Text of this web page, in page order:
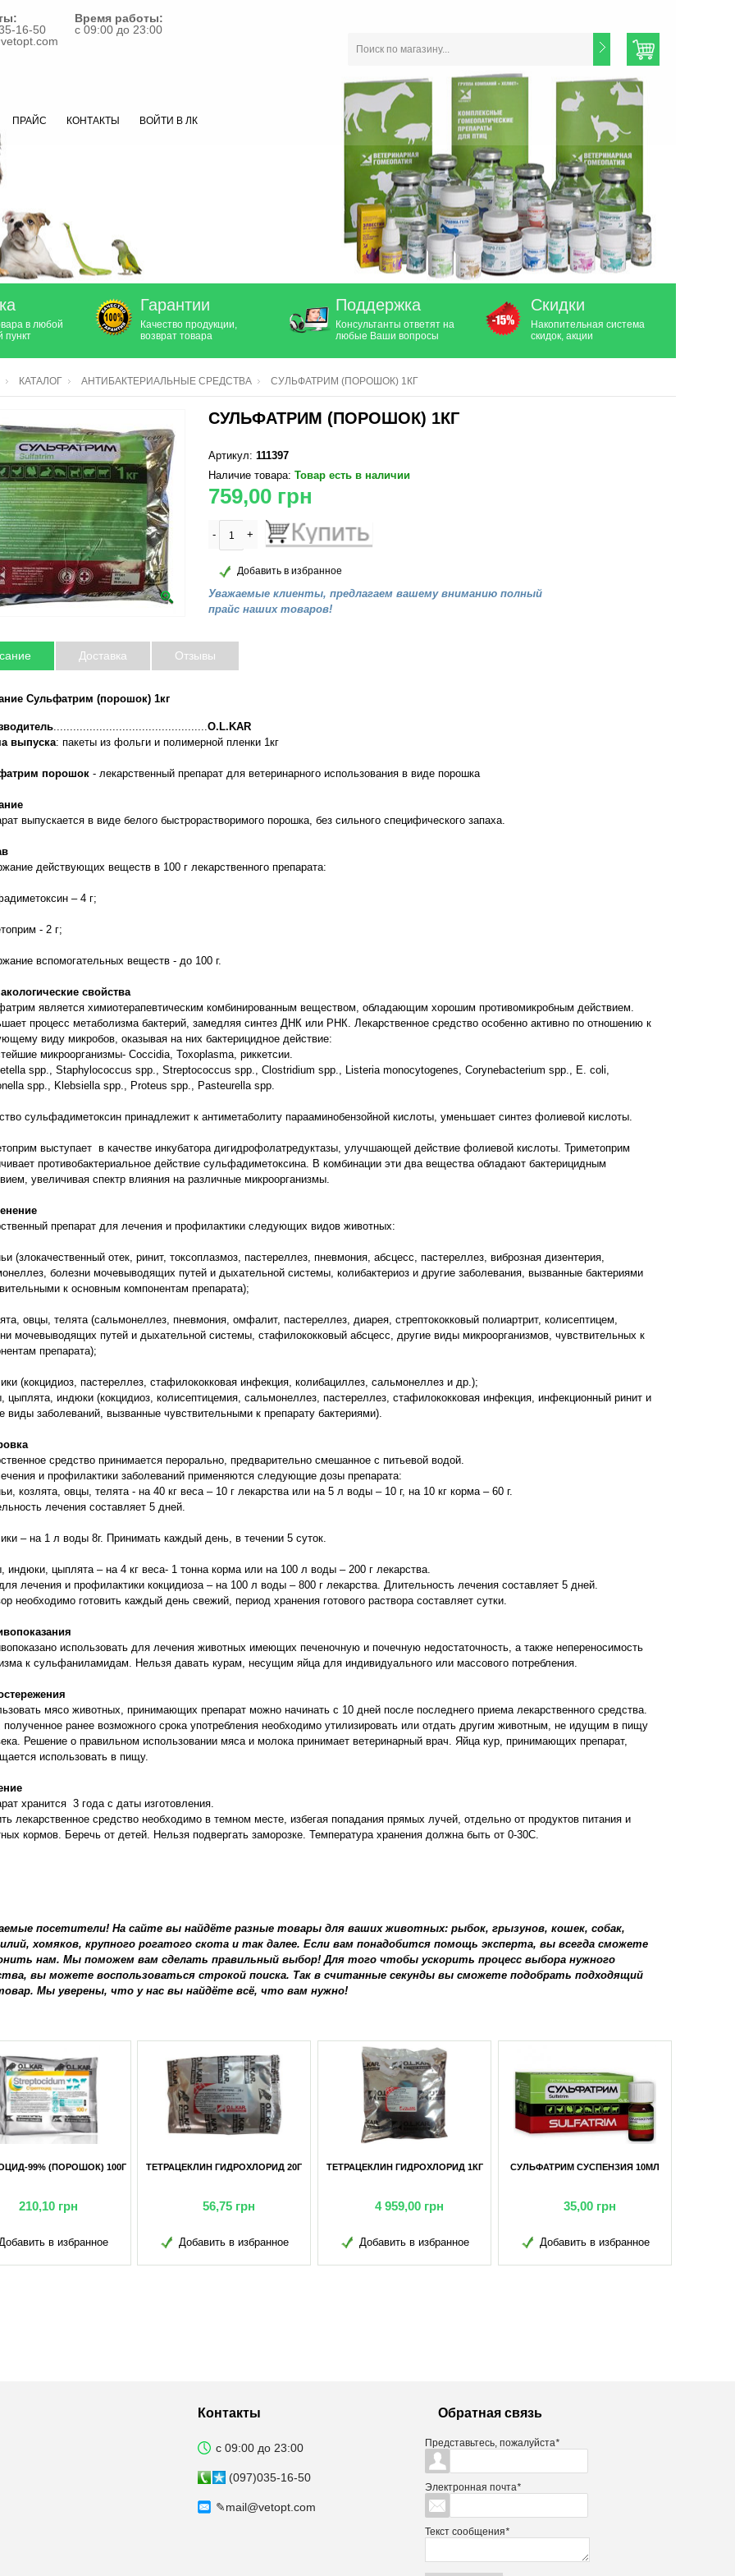
16-50
Время работы:
с 09:00 до 23:00
ПРАЙС КОНТАКТЫ ВОЙТИ В ЛК
в любой
пункт
Гарантии
Качество продукции,
возврат товара
Поддержка
Консультанты ответят на
любые Ваши вопросы
Скидки
Накопительная система
скидок, акции
КАТАЛОГ АНТИБАКТЕРИАЛЬНЫЕ СРЕДСТВА СУЛЬФАТРИМ (ПОРОШОК) 1КГ
СУЛЬФАТРИМ (ПОРОШОК) 1КГ
Артикул: 111397
Наличие товара: Товар есть в наличии
759,00 грн
- +
Добавить в избранное
Уважаемые клиенты, предлагаем вашему вниманию полный
прайс наших товаров!
Доставка Отзывы
Сульфатрим (порошок) 1кг
O.L.KAR
выпуска: пакеты из фольги и полимерной пленки 1кг
порошок - лекарственный препарат для ветеринарного использования в виде порошка
выпускается в виде белого быстрорастворимого порошка, без сильного специфического запаха.
действующих веществ в 100 г лекарственного препарата:
– 4 г;
- 2 г;
вспомогательных веществ - до 100 г.
свойства
является химиотерапевтическим комбинированным веществом, обладающим хорошим противомикробным действием.
процесс метаболизма бактерий, замедляя синтез ДНК или РНК. Лекарственное средство особенно активно по отношению к
виду микробов, оказывая на них бактерицидное действие:
микроорганизмы- Coccidia, Toxoplasma, риккетсии.
spp., Staphylococcus spp., Streptococcus spp., Clostridium spp., Listeria monocytogenes, Corynebacterium spp., E. coli,
spp., Klebsiella spp., Proteus spp., Pasteurella spp.
сульфадиметоксин принадлежит к антиметаболиту парааминобензойной кислоты, уменьшает синтез фолиевой кислоты.
выступает в качестве инкубатора дигидрофолатредуктазы, улучшающей действие фолиевой кислоты. Триметоприм
противобактериальное действие сульфадиметоксина. В комбинации эти два вещества обладают бактерицидным
увеличивая спектр влияния на различные микроорганизмы.
препарат для лечения и профилактики следующих видов животных:
(злокачественный отек, ринит, токсоплазмоз, пастереллез, пневмония, абсцесс, пастереллез, виброзная дизентерия,
болезни мочевыводящих путей и дыхательной системы, колибактериоз и другие заболевания, вызванные бактериями
к основным компонентам препарата);
овцы, телята (сальмонеллез, пневмония, омфалит, пастереллез, диарея, стрептококковый полиартрит, колисептицем,
мочевыводящих путей и дыхательной системы, стафилококковый абсцесс, другие виды микроорганизмов, чувствительных к
препарата);
(кокцидиоз, пастереллез, стафилококковая инфекция, колибациллез, сальмонеллез и др.);
цыплята, индюки (кокцидиоз, колисептицемия, сальмонеллез, пастереллез, стафилококковая инфекция, инфекционный ринит и
виды заболеваний, вызванные чувствительными к препарату бактериями).
средство принимается перорально, предварительно смешанное с питьевой водой.
и профилактики заболеваний применяются следующие дозы препарата:
козлята, овцы, телята - на 40 кг веса – 10 г лекарства или на 5 л воды – 10 г, на 10 кг корма – 60 г.
лечения составляет 5 дней.
– на 1 л воды 8г. Принимать каждый день, в течении 5 суток.
индюки, цыплята – на 4 кг веса- 1 тонна корма или на 100 л воды – 200 г лекарства.
лечения и профилактики кокцидиоза – на 100 л воды – 800 г лекарства. Длительность лечения составляет 5 дней.
необходимо готовить каждый день свежий, период хранения готового раствора составляет сутки.
использовать для лечения животных имеющих печеночную и почечную недостаточность, а также непереносимость
к сульфаниламидам. Нельзя давать курам, несущим яйца для индивидуального или массового потребления.
мясо животных, принимающих препарат можно начинать с 10 дней после последнего приема лекарственного средства.
полученное ранее возможного срока употребления необходимо утилизировать или отдать другим животным, не идущим в пищу
Решение о правильном использовании мяса и молока принимает ветеринарный врач. Яйца кур, принимающих препарат,
использовать в пищу.
хранится 3 года с даты изготовления.
лекарственное средство необходимо в темном месте, избегая попадания прямых лучей, отдельно от продуктов питания и
кормов. Беречь от детей. Нельзя подвергать заморозке. Температура хранения должна быть от 0-30С.
посетители! На сайте вы найдёте разные товары для ваших животных: рыбок, грызунов, кошек, собак,
хомяков, крупного рогатого скота и так далее. Если вам понадобится помощь эксперта, вы всегда сможете
нам. Мы поможем вам сделать правильный выбор! Для того чтобы ускорить процесс выбора нужного
вы можете воспользоваться строкой поиска. Так в считанные секунды вы сможете подобрать подходящий
Мы уверены, что у нас вы найдёте всё, что вам нужно!
99% (ПОРОШОК) 100Г
210,10 грн
Добавить в избранное
ТЕТРАЦЕКЛИН ГИДРОХЛОРИД 20Г
56,75 грн
Добавить в избранное
ТЕТРАЦЕКЛИН ГИДРОХЛОРИД 1КГ
4 959,00 грн
Добавить в избранное
СУЛЬФАТРИМ СУСПЕНЗИЯ 10МЛ
35,00 грн
Добавить в избранное
Контакты
с 09:00 до 23:00
(097)035-16-50
✎mail@vetopt.com
Обратная связь
Представьтесь, пожалуйста*
Электронная почта*
Текст сообщения*